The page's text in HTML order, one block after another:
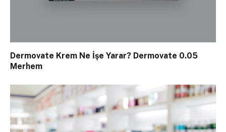
Dermovate Krem Ne İşe Yarar? Dermovate 0.05
Merhem